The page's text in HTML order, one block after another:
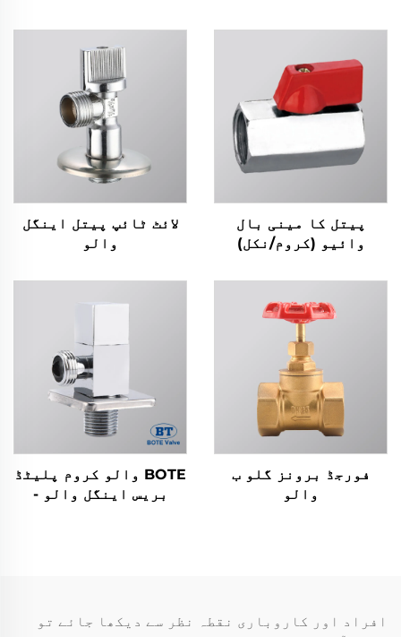
پیتل کا مینی بال
وائیو (کروم/نکل)
لائٹ ٹائپ پیتل اینگل
والو
فورجڈ برونز گلو ب
والو
BOTE والو کروم پلیٹڈ
بریس اینگل والو -
افراد اور کاروباری نقطہ نظر سے دیکھا جائے تو